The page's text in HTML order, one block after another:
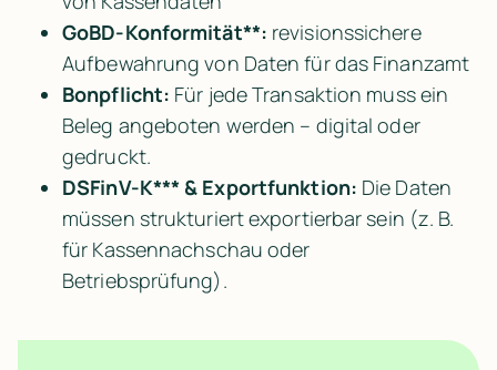
GoBD-Konformität**: revisionssichere
Aufbewahrung von Daten für das Finanzamt
Bonpflicht: Für jede Transaktion muss ein
Beleg angeboten werden – digital oder
gedruckt.
DSFinV-K*** & Exportfunktion: Die Daten
müssen strukturiert exportierbar sein (z. B.
für Kassennachschau oder
Betriebsprüfung).